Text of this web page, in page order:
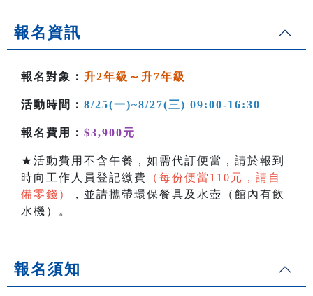
報名資訊
報名對象： 升2年級～升7年級
活動時間： 8/25(一)~8/27(三) 09:00-16:30
報名費用： $3,900元
★活動費用不含午餐，如需代訂便當，請於報到
時向工作人員登記繳費
（每份便當110元，請自
備零錢）
，並請攜帶環保餐具及水壺（館內有飲
水機）。
報名須知